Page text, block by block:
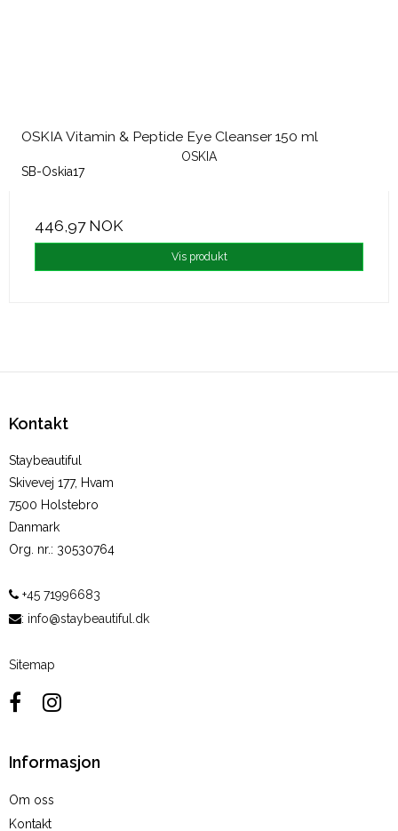
OSKIA Vitamin & Peptide Eye Cleanser 150 ml
OSKIA
SB-Oskia17
446,97 NOK
Vis produkt
Kontakt
Staybeautiful
Skivevej 177, Hvam
7500 Holstebro
Danmark
Org. nr.: 30530764
+45 71996683
: info@staybeautiful.dk
Sitemap
Informasjon
Om oss
Kontakt